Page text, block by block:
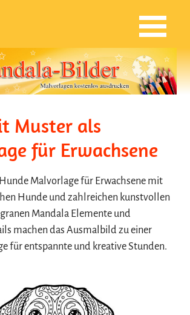
Muster als
für Erwachsene
Malvorlage für Erwachsene mit
Hunde und zahlreichen kunstvollen
Mandala Elemente und
machen das Ausmalbild zu einer
für entspannte und kreative Stunden.